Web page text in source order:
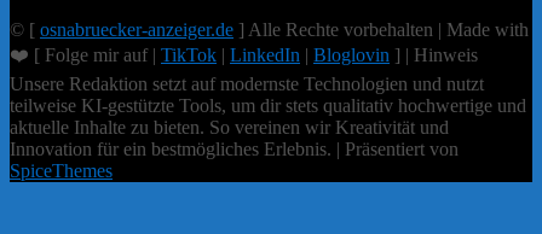
© [ osnabruecker-anzeiger.de ] Alle Rechte vorbehalten | Made with
❤️ [ Folge mir auf | TikTok | LinkedIn | Bloglovin ] | Hinweis
Unsere Redaktion setzt auf modernste Technologien und nutzt
teilweise KI-gestützte Tools, um dir stets qualitativ hochwertige und
aktuelle Inhalte zu bieten. So vereinen wir Kreativität und
Innovation für ein bestmögliches Erlebnis. | Präsentiert von
SpiceThemes